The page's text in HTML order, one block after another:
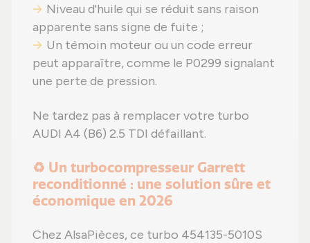
Niveau d'huile qui se réduit sans raison
apparente sans signe de fuite ;
Un témoin moteur ou un code erreur
peut apparaître, comme le P0299 signalant
une perte de pression.
Ne tardez pas à remplacer votre turbo
AUDI A4 (B6) 2.5 TDI défaillant.
♻️ Un turbocompresseur Garrett
reconditionné : une solution sûre et
économique en 2026
Chez AlsaPièces, ce turbo 454135-5010S